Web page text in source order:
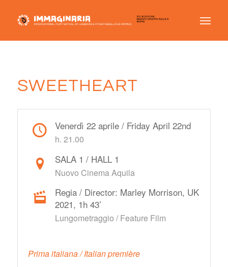
SWEETHEART
Venerdì 22 aprile / Friday April 22nd
h. 21.00
SALA 1 / HALL 1
Nuovo Cinema Aquila
Regia / Director: Marley Morrison, UK
2021, 1h 43’
Lungometraggio / Feature Film
Prima italiana / Italian première